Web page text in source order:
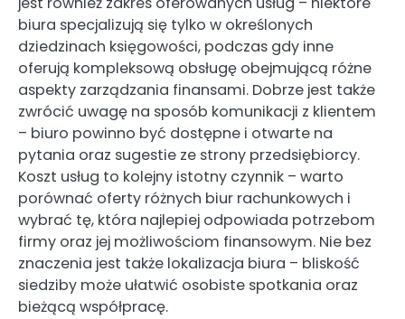
biura specjalizują się tylko w określonych
dziedzinach księgowości, podczas gdy inne
oferują kompleksową obsługę obejmującą różne
aspekty zarządzania finansami. Dobrze jest także
zwrócić uwagę na sposób komunikacji z klientem
– biuro powinno być dostępne i otwarte na
pytania oraz sugestie ze strony przedsiębiorcy.
Koszt usług to kolejny istotny czynnik – warto
porównać oferty różnych biur rachunkowych i
wybrać tę, która najlepiej odpowiada potrzebom
firmy oraz jej możliwościom finansowym. Nie bez
znaczenia jest także lokalizacja biura – bliskość
siedziby może ułatwić osobiste spotkania oraz
bieżącą współpracę.